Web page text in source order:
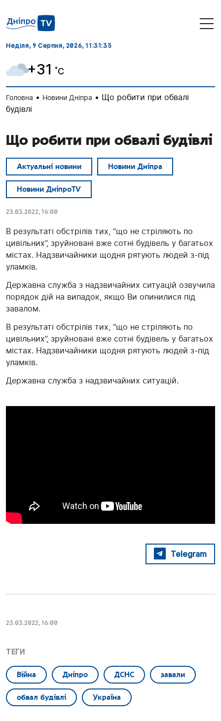
Неділя, 9 Серпня, 2026, 11:31:35
+31 ˚C
Головна • Новини Дніпра • Що робити при обвалі
будівлі
Що робити при обвалі будівлі
Актуальні новини Новини Дніпра
Новини ДніпроTV
23.03.2022, 16:00
В результаті обстрілів тих, “що не стріляють по
цивільних”, зруйновані вже сотні будівель у багатьох
містах. Надзвичайники щодня рятують людей з-під
уламків.
Державна служба з надзвичайних ситуацій озвучила
порядок дій на випадок, якщо Ви опинилися під
завалом.
В результаті обстрілів тих, “що не стріляють по
цивільних”, зруйновані вже сотні будівель у багатьох
містах. Надзвичайники щодня рятують людей з-під
уламків.
Державна служба з надзвичайних ситуацій.
Telegram
23.03.2022, 16:00
ТЕГИ
Війна Дніпро ДСНС завали
обвал будівлі Україна